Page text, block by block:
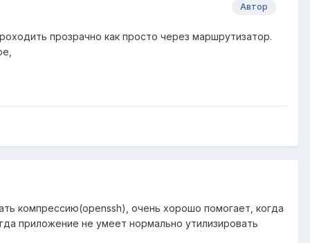
Автор
прозрачно как просто через маршрутизатор.
компрессию(openssh), очень хорошо помогает, когда
приложение не умеет нормально утилизировать